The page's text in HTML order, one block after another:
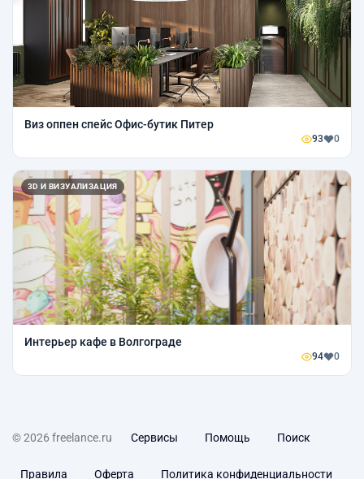
Виз оппен спейс Офис-бутик Питер
93 0
3D И ВИЗУАЛИЗАЦИЯ
Интерьер кафе в Волгограде
94 0
© 2026 freelance.ru Сервисы Помощь Поиск
Правила Оферта Политика конфиденциальности